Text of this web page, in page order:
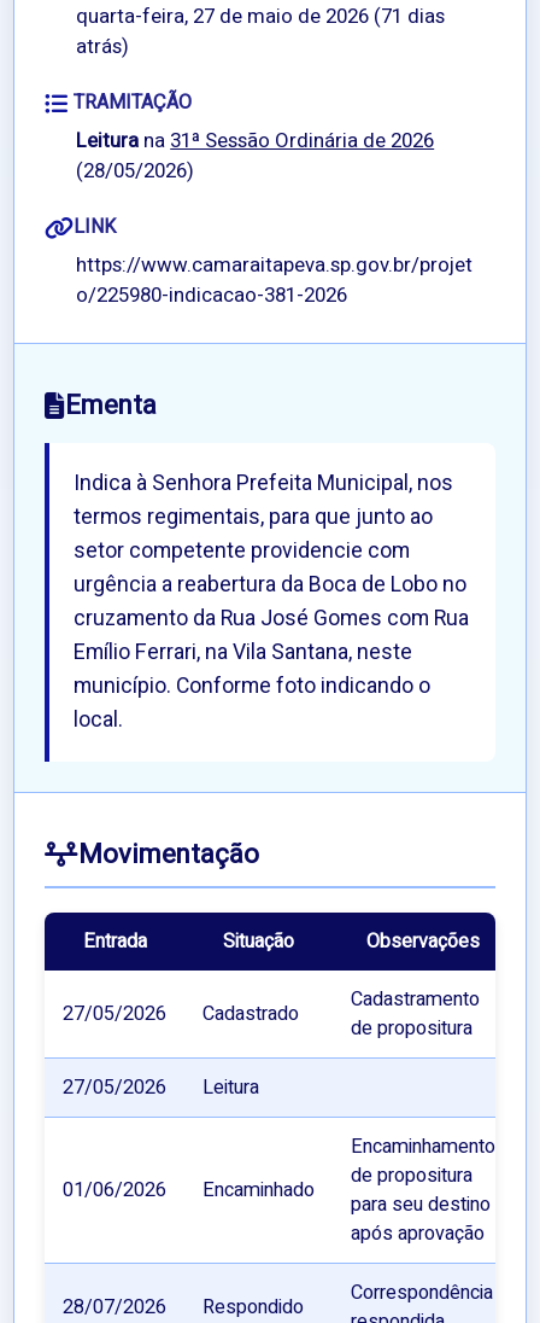
quarta-feira, 27 de maio de 2026 (71 dias
atrás)
TRAMITAÇÃO
Leitura na31ª Sessão Ordinária de 2026
(28/05/2026)
LINK
https://www.camaraitapeva.sp.gov.br/projet
o/225980-indicacao-381-2026
Ementa
Indica à Senhora Prefeita Municipal, nos
termos regimentais, para que junto ao
setor competente providencie com
urgência a reabertura da Boca de Lobo no
cruzamento da Rua José Gomes com Rua
Emílio Ferrari, na Vila Santana, neste
município. Conforme foto indicando o
local.
Movimentação
Entrada Situação Observações
27/05/2026 Cadastrado
Cadastramento
de propositura
27/05/2026 Leitura
01/06/2026 Encaminhado
Encaminhamento
de propositura
para seu destino
após aprovação
28/07/2026 Respondido
Correspondência